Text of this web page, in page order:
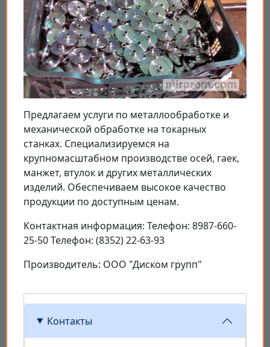
Предлагаем услуги по металлообработке и
механической обработке на токарных
станках. Специализируемся на
крупномасштабном производстве осей, гаек,
манжет, втулок и других металлических
изделий. Обеспечиваем высокое качество
продукции по доступным ценам.
Контактная информация: Телефон: 8987-660-
25-50 Телефон: (8352) 22-63-93
Производитель: ООО "Диском групп"
Контакты